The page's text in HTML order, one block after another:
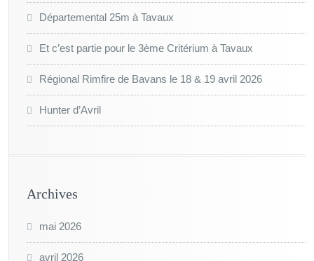
Départemental 25m à Tavaux
Et c’est partie pour le 3ème Critérium à Tavaux
Régional Rimfire de Bavans le 18 & 19 avril 2026
Hunter d’Avril
Archives
mai 2026
avril 2026